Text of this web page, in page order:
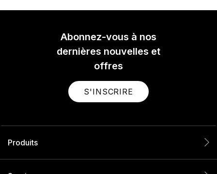
Abonnez-vous à nos
dernières nouvelles et
offres
S'INSCRIRE
Produits